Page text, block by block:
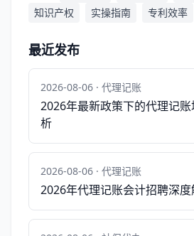
知识产权
实操指南 专利效率
最近发布
2026-08-06 · 代理记账
2026年最新政策下的代理记
析
2026-08-06 · 代理记账
2026年代理记账会计招聘深